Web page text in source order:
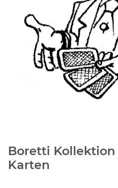
Boretti Kollektion
Karten